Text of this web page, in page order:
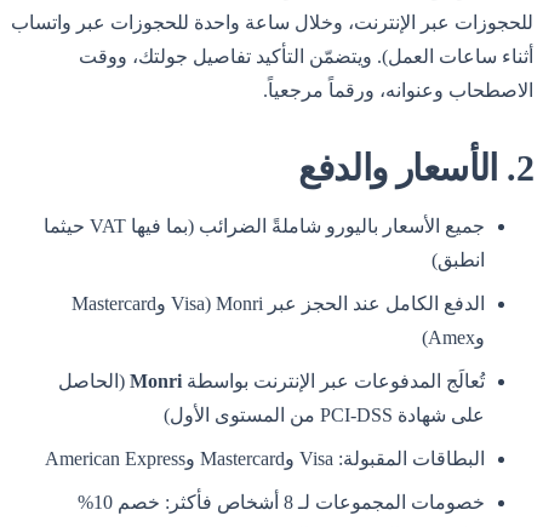
للحجوزات عبر الإنترنت، وخلال ساعة واحدة للحجوزات عبر واتساب
أثناء ساعات العمل). ويتضمّن التأكيد تفاصيل جولتك، ووقت
الاصطحاب وعنوانه، ورقماً مرجعياً.
2. الأسعار والدفع
جميع الأسعار باليورو شاملةً الضرائب (بما فيها VAT حيثما
انطبق)
الدفع الكامل عند الحجز عبر Monri (Visa وMastercard
وAmex)
تُعالَج المدفوعات عبر الإنترنت بواسطة Monri (الحاصل
على شهادة PCI-DSS من المستوى الأول)
البطاقات المقبولة: Visa وMastercard وAmerican Express
خصومات المجموعات لـ 8 أشخاص فأكثر: خصم 10%